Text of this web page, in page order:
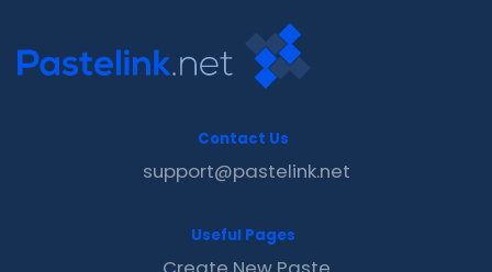
Contact Us
support@pastelink.net
Useful Pages